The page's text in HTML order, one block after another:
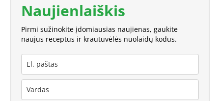
Naujienlaiškis
Pirmi sužinokite įdomiausias naujienas, gaukite
naujus receptus ir krautuvėlės nuolaidų kodus.